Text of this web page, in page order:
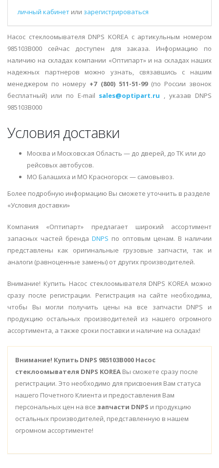
личный кабинет или зарегистрироваться
Насос стеклоомывателя DNPS KOREA с артикульным номером
985103B000 сейчас доступен для заказа. Информацию по
наличию на складах компании «Оптипарт» и на складах наших
надежных партнеров можно узнать, связавшись с нашим
менеджером по номеру +7 (800) 511-51-99(по России звонок
бесплатный) или по E-mail sales@optipart.ru , указав DNPS
985103B000
Условия доставки
Москва и Московская Область — до дверей, до ТК или до
рейсовых автобусов.
МО Балашиха и МО Красногорск — самовывоз.
Более подробную информацию Вы сможете уточнить в разделе
«Условия доставки»
Компания «Оптипарт» предлагает широкий ассортимент
запасных частей бренда DNPS по оптовым ценам. В наличии
представлены как оригинальные грузовые запчасти, так и
аналоги (равноценные замены) от других производителей.
Внимание! Купить Насос стеклоомывателя DNPS KOREA можно
сразу после регистрации. Регистрация на сайте необходима,
чтобы Вы могли получить цены на все запчасти DNPS и
продукцию остальных производителей из нашего огромного
ассортимента, а также сроки поставки и наличие на складах!
Внимание! Купить DNPS 985103B000 Насос
стеклоомывателя DNPS KOREA Вы сможете сразу после
регистрации. Это необходимо для присвоения Вам статуса
нашего Почетного Клиента и предоставления Вам
персональных цен на все запчасти DNPS и продукцию
остальных производителей, представленную в нашем
огромном ассортименте!